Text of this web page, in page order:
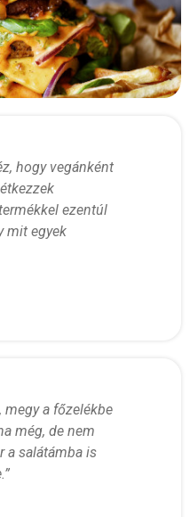
hogy vegánként
ezentúl
mit egyek
megy a főzelékbe
még, de nem
a salátámba is